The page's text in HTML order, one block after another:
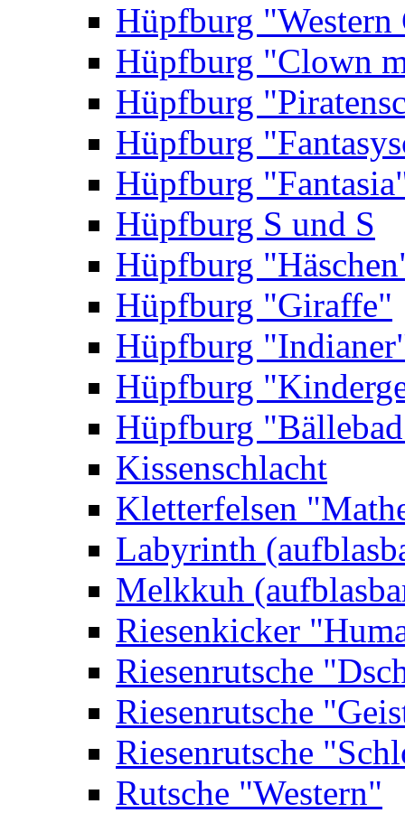
Hüpfburg
Hüpfburg "Clown
Hüpfburg
Hüpfburg
Hüpfburg
Hüpfburg S und S
Hüpfburg
Hüpfburg "Giraffe"
Hüpfburg
Hüpfburg
Hüpfburg
Kissenschlacht
Kletterfelsen
Labyrinth
Melkkuh
Riesenkicker
Riesenrutsche
Riesenrutsche
Riesenrutsche
Rutsche "Western"